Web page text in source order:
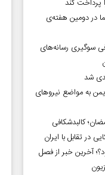
پرداخت کند
سینما در دومین هفته‌ی
سوگیری رسانه‌های
شد
به مواضع نیروهای
کالبدشکافی
در تقابل با ایران
آخرین خبر از فصل